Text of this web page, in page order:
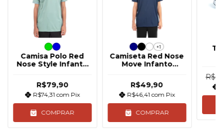
Camisa Polo Red
Nose Style Infanto
R$79,90
R$74,31com Pix
COMPRAR
+1
Camiseta Red Nose
Move Infanto
R$49,90
R$46,41com Pix
COMPRAR